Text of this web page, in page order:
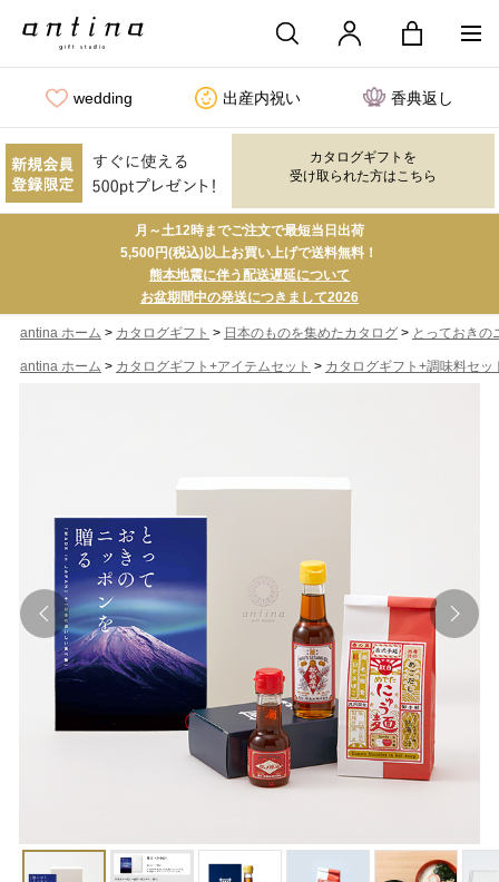
wedding 出産内祝い 香典返し
カタログギフトを
受け取られた方はこちら
月～土12時までご注文で最短当日出荷
5,500円(税込)以上お買い上げで送料無料！
熊本地震に伴う配送遅延について
お盆期間中の発送につきまして2026
antina ホーム > カタログギフト > 日本のものを集めたカタログ> とっておきの
antina ホーム > カタログギフト+アイテムセット > カタログギフト+調味料セッ